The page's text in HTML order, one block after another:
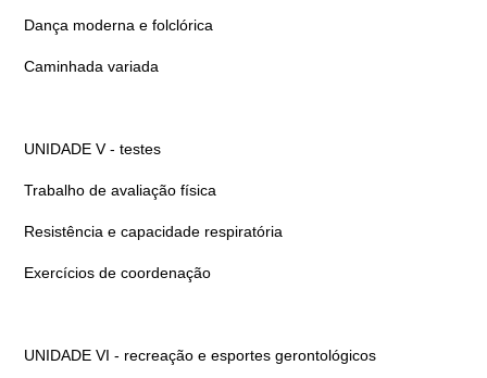
Dança moderna e folclórica
Caminhada variada
UNIDADE V - testes
Trabalho de avaliação física
Resistência e capacidade respiratória
Exercícios de coordenação
UNIDADE VI - recreação e esportes gerontológicos